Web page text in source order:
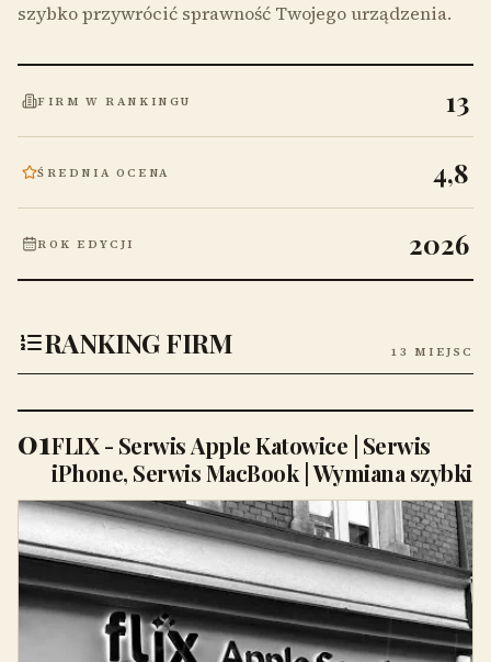
szybko przywrócić sprawność Twojego urządzenia.
FIRM W RANKINGU 13
ŚREDNIA OCENA 4,8
ROK EDYCJI 2026
RANKING FIRM 13 MIEJSC
01FLIX - Serwis Apple Katowice | Serwis
iPhone, Serwis MacBook | Wymiana szybki